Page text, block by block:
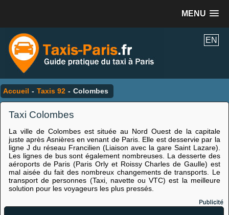
MENU
EN
Accueil - Taxis 92 - Colombes
Taxi Colombes
La ville de Colombes est située au Nord Ouest de la capitale
juste après Asnières en venant de Paris. Elle est desservie par la
ligne J du réseau Francilien (Liaison avec la gare Saint Lazare).
Les lignes de bus sont également nombreuses. La desserte des
aéroports de Paris (Paris Orly et Roissy Charles de Gaulle) est
mal aisée du fait des nombreux changements de transports. Le
transport de personnes (Taxi, navette ou VTC) est la meilleure
solution pour les voyageurs les plus pressés.